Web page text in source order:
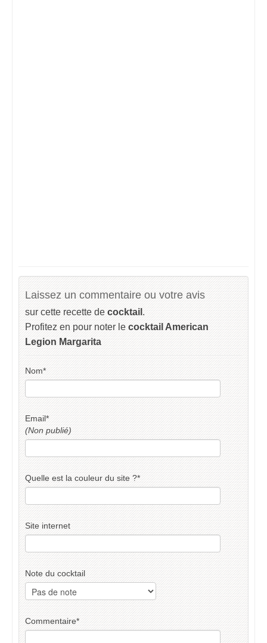
Laissez un commentaire ou votre avis
sur cette recette de cocktail .
Profitez en pour noter le cocktail American
Legion Margarita
Nom*
Email*
(Non publié)
Quelle est la couleur du site ?*
Site internet
Note du cocktail
Commentaire*